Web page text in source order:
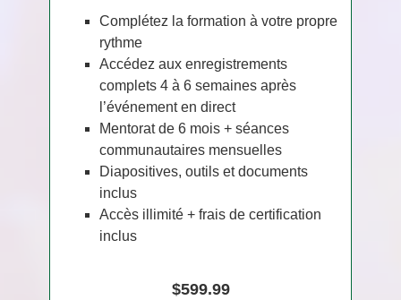
Complétez la formation à votre propre
rythme
Accédez aux enregistrements
complets 4 à 6 semaines après
l’événement en direct
Mentorat de 6 mois + séances
communautaires mensuelles
Diapositives, outils et documents
inclus
Accès illimité + frais de certification
inclus
$599.99